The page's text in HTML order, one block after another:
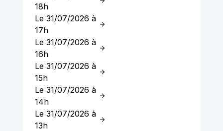
18h
Le 31/07/2026 à
17h
Le 31/07/2026 à
16h
Le 31/07/2026 à
15h
Le 31/07/2026 à
14h
Le 31/07/2026 à
13h